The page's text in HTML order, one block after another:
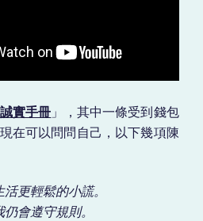
誠實手冊 」，其中一條受到錢包
在可以問問自己，以下幾項陳
更輕鬆的小謊。
會遵守規則。